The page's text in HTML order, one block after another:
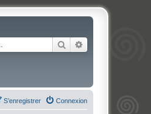
Rechercher
Connexion
S’enregistrer